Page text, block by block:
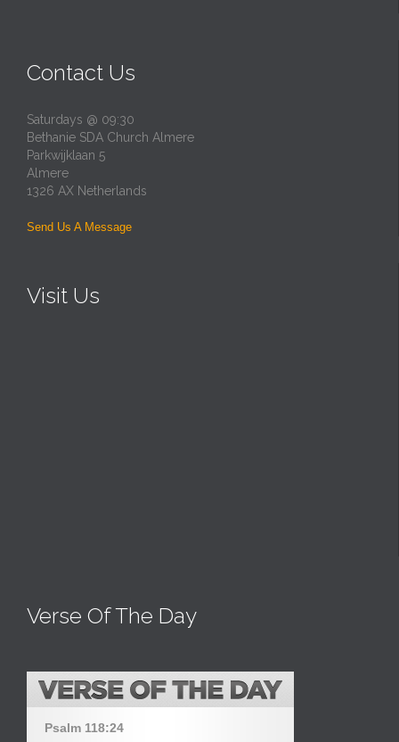
Contact Us
Saturdays @ 09:30
Bethanie SDA Church Almere
Parkwijklaan 5
Almere
1326 AX Netherlands
Send Us A Message
Visit Us
Verse Of The Day